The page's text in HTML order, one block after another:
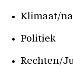
Klimaat/
Politiek
Rechten/